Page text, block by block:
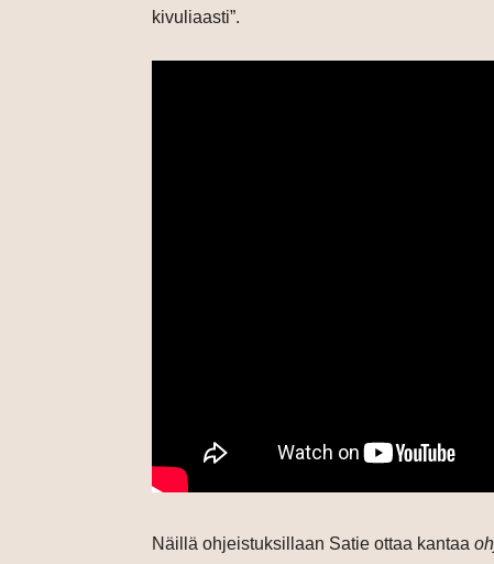
kivuliaasti”.
Näillä ohjeistuksillaan Satie ottaa kantaa